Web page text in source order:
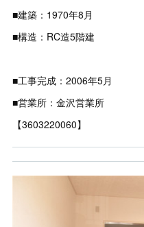
■建築：1970年8月
■構造：RC造5階建
■工事完成：2006年5月
■営業所：金沢営業所
【3603220060】